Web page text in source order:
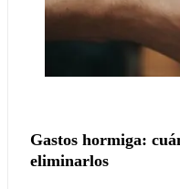
Gastos hormiga:
eliminarlos